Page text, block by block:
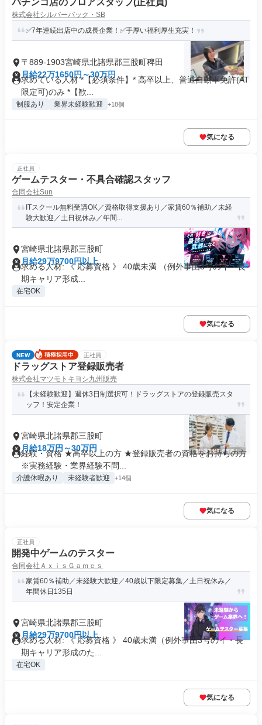
パチンコ店のフロアスタッフ(正社員)
株式会社シルバーバック・SB
✅7年連続出店中の成長企業！✅手厚い福利厚生充実！
〒889-1903宮崎県北諸県郡三股町稗田
月給22万1650円～30万円
求めている人材 *【必須条件】* 高卒以上、普通自動車免許(AT
限定可)のみ *【歓...
制服あり 業界未経験歓迎 +18個
気になる
正社員
ゲームテスター・不具合確認スタッフ
合同会社Sun
ITスクール無料受講OK／資格取得支援あり／家賃60％補助／未経
験大歓迎／土日祝休み／年間...
宮崎県北諸県郡三股町
月給29万9700円以上
求める人材: 《 応募資格 》 40歳未満 （例外事由3号のイ・長
期キャリア形成...
在宅OK
気になる
NEW 正社員
ドラッグストア登録販売者
株式会社マツモトキヨシ九州販売
【未経験歓迎】週休3日制選択可！ドラッグストアの登録販売スタ
ッフ！安定企業！
宮崎県北諸県郡三股町
月給18万円～30万円
経験・資格 ★高卒以上の方 ★登録販売者の資格をお持ちの方
※実務経験・業界経験不問...
介護休暇あり 未経験者歓迎 +14個
気になる
正社員
開発中ゲームのテスター
合同会社ＡｘｉｓＧａｍｅｓ
家賃60％補助／未経験大歓迎／40歳以下限定募集／土日祝休み／
年間休日135日
宮崎県北諸県郡三股町
月給29万9700円以上
求める人材: 《 応募資格 》 40歳未満（例外事由3号のイ・長
期キャリア形成のた...
在宅OK
気になる